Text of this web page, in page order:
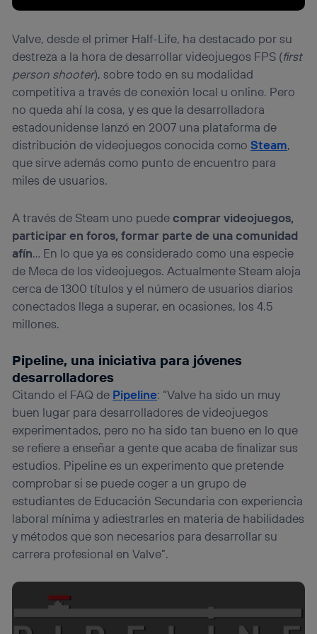
Valve, desde el primer Half-Life, ha destacado por su
destreza a la hora de desarrollar videojuegos FPS (first
person shooter), sobre todo en su modalidad
competitiva a través de conexión local u online. Pero
no queda ahí la cosa, y es que la desarrolladora
estadounidense lanzó en 2007 una plataforma de
distribución de videojuegos conocida comoSteam,
que sirve además como punto de encuentro para
miles de usuarios.
A través de Steam uno puedecomprar videojuegos,
participar en foros, formar parte de una comunidad
afín… En lo que ya es considerado como una especie
de Meca de los videojuegos. Actualmente Steam aloja
cerca de 1300 títulos y el número de usuarios diarios
conectados llega a superar, en ocasiones, los 4.5
millones.
Pipeline, una iniciativa para jóvenes
desarrolladores
Citando el FAQ de Pipeline: “Valve ha sido un muy
buen lugar para desarrolladores de videojuegos
experimentados, pero no ha sido tan bueno en lo que
se refiere a enseñar a gente que acaba de finalizar sus
estudios. Pipeline es un experimento que pretende
comprobar si se puede coger a un grupo de
estudiantes de Educación Secundaria con experiencia
laboral mínima y adiestrarles en materia de habilidades
y métodos que son necesarios para desarrollar su
carrera profesional en Valve”.